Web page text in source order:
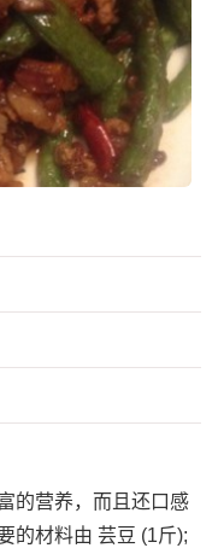
的营养，而且还口感
的材料由 芸豆 (1斤);